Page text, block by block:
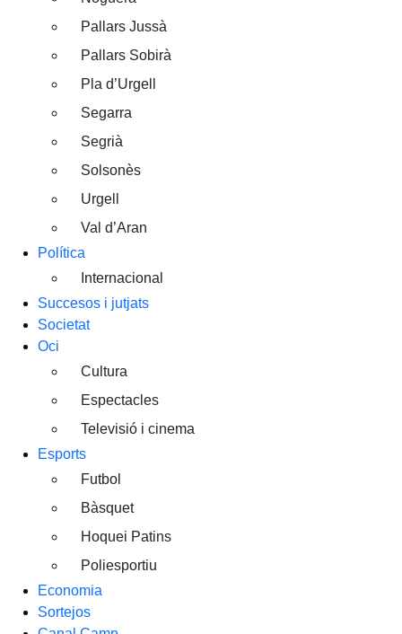
Pallars Jussà
Pallars Sobirà
Pla d’Urgell
Segarra
Segrià
Solsonès
Urgell
Val d’Aran
Política
Internacional
Succesos i jutjats
Societat
Oci
Cultura
Espectacles
Televisió i cinema
Esports
Futbol
Bàsquet
Hoquei Patins
Poliesportiu
Economia
Sortejos